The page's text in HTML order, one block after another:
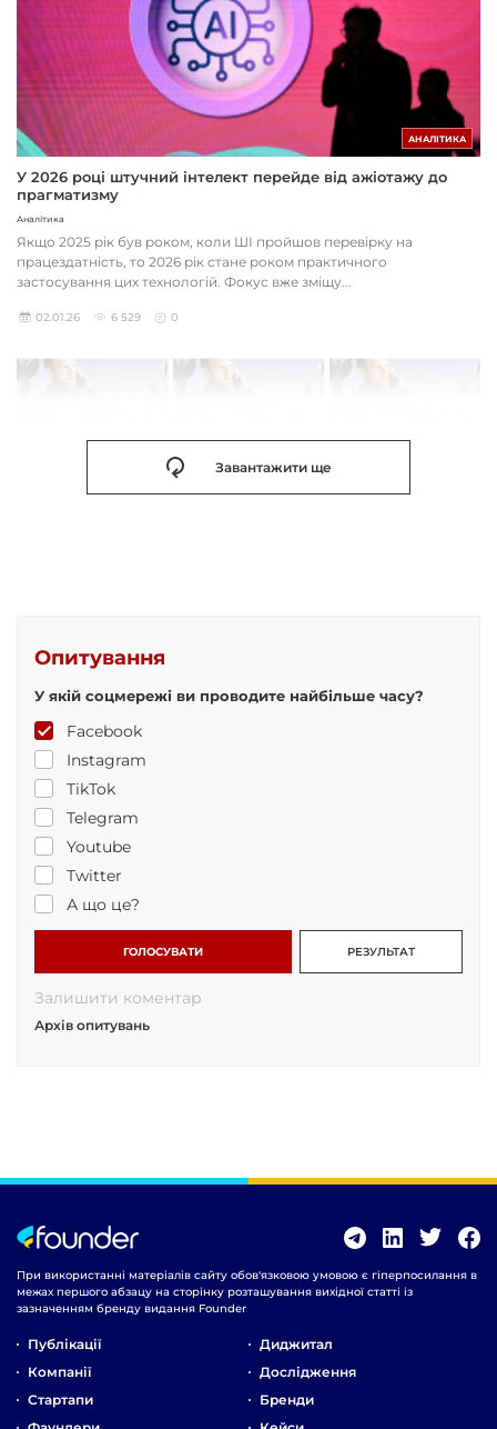
АНАЛІТИКА
У 2026 році штучний інтелект перейде від ажіотажу до
прагматизму
Аналітика
Якщо 2025 рік був роком, коли ШІ пройшов перевірку на
працездатність, то 2026 рік стане роком практичного
застосування цих технологій. Фокус вже зміщу...
02.01.26 6 529 0
Завантажити ще
Опитування
У якій соцмережі ви проводите найбільше часу?
Facebook
Instagram
TikTok
Telegram
Youtube
Twitter
А що це?
ГОЛОСУВАТИ РЕЗУЛЬТАТ
Залишити коментар
Архів опитувань
При використанні матеріалів сайту обов'язковою умовою є гіперпосилання в
межах першого абзацу на сторінку розташування вихідної статті із
зазначенням бренду видання Founder
Публікації
Компанії
Стартапи
Диджитал
Дослідження
Бренди